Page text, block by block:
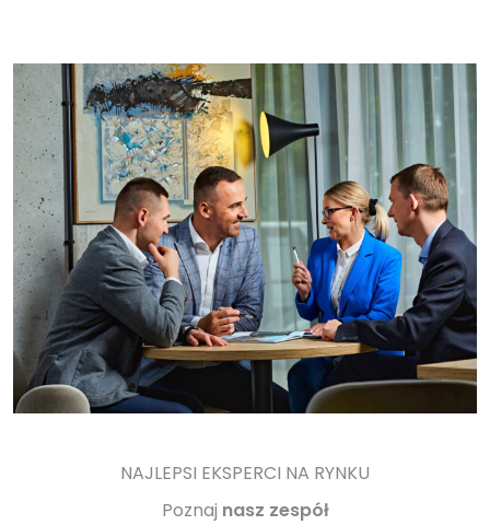
NAJLEPSI EKSPERCI NA RYNKU
Poznaj nasz zespół